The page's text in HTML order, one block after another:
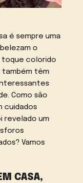
é sempre uma
o
toque colorido
também têm
Como são
cuidados
revelado um
Vamos
CASA,